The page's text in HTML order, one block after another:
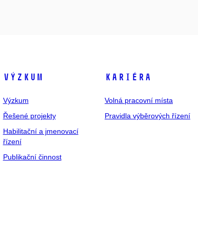
Výzkum
Výzkum
Řešené projekty
Habilitační a jmenovací
řízení
Publikační činnost
Kariéra
Volná pracovní místa
Pravidla výběrových řízení